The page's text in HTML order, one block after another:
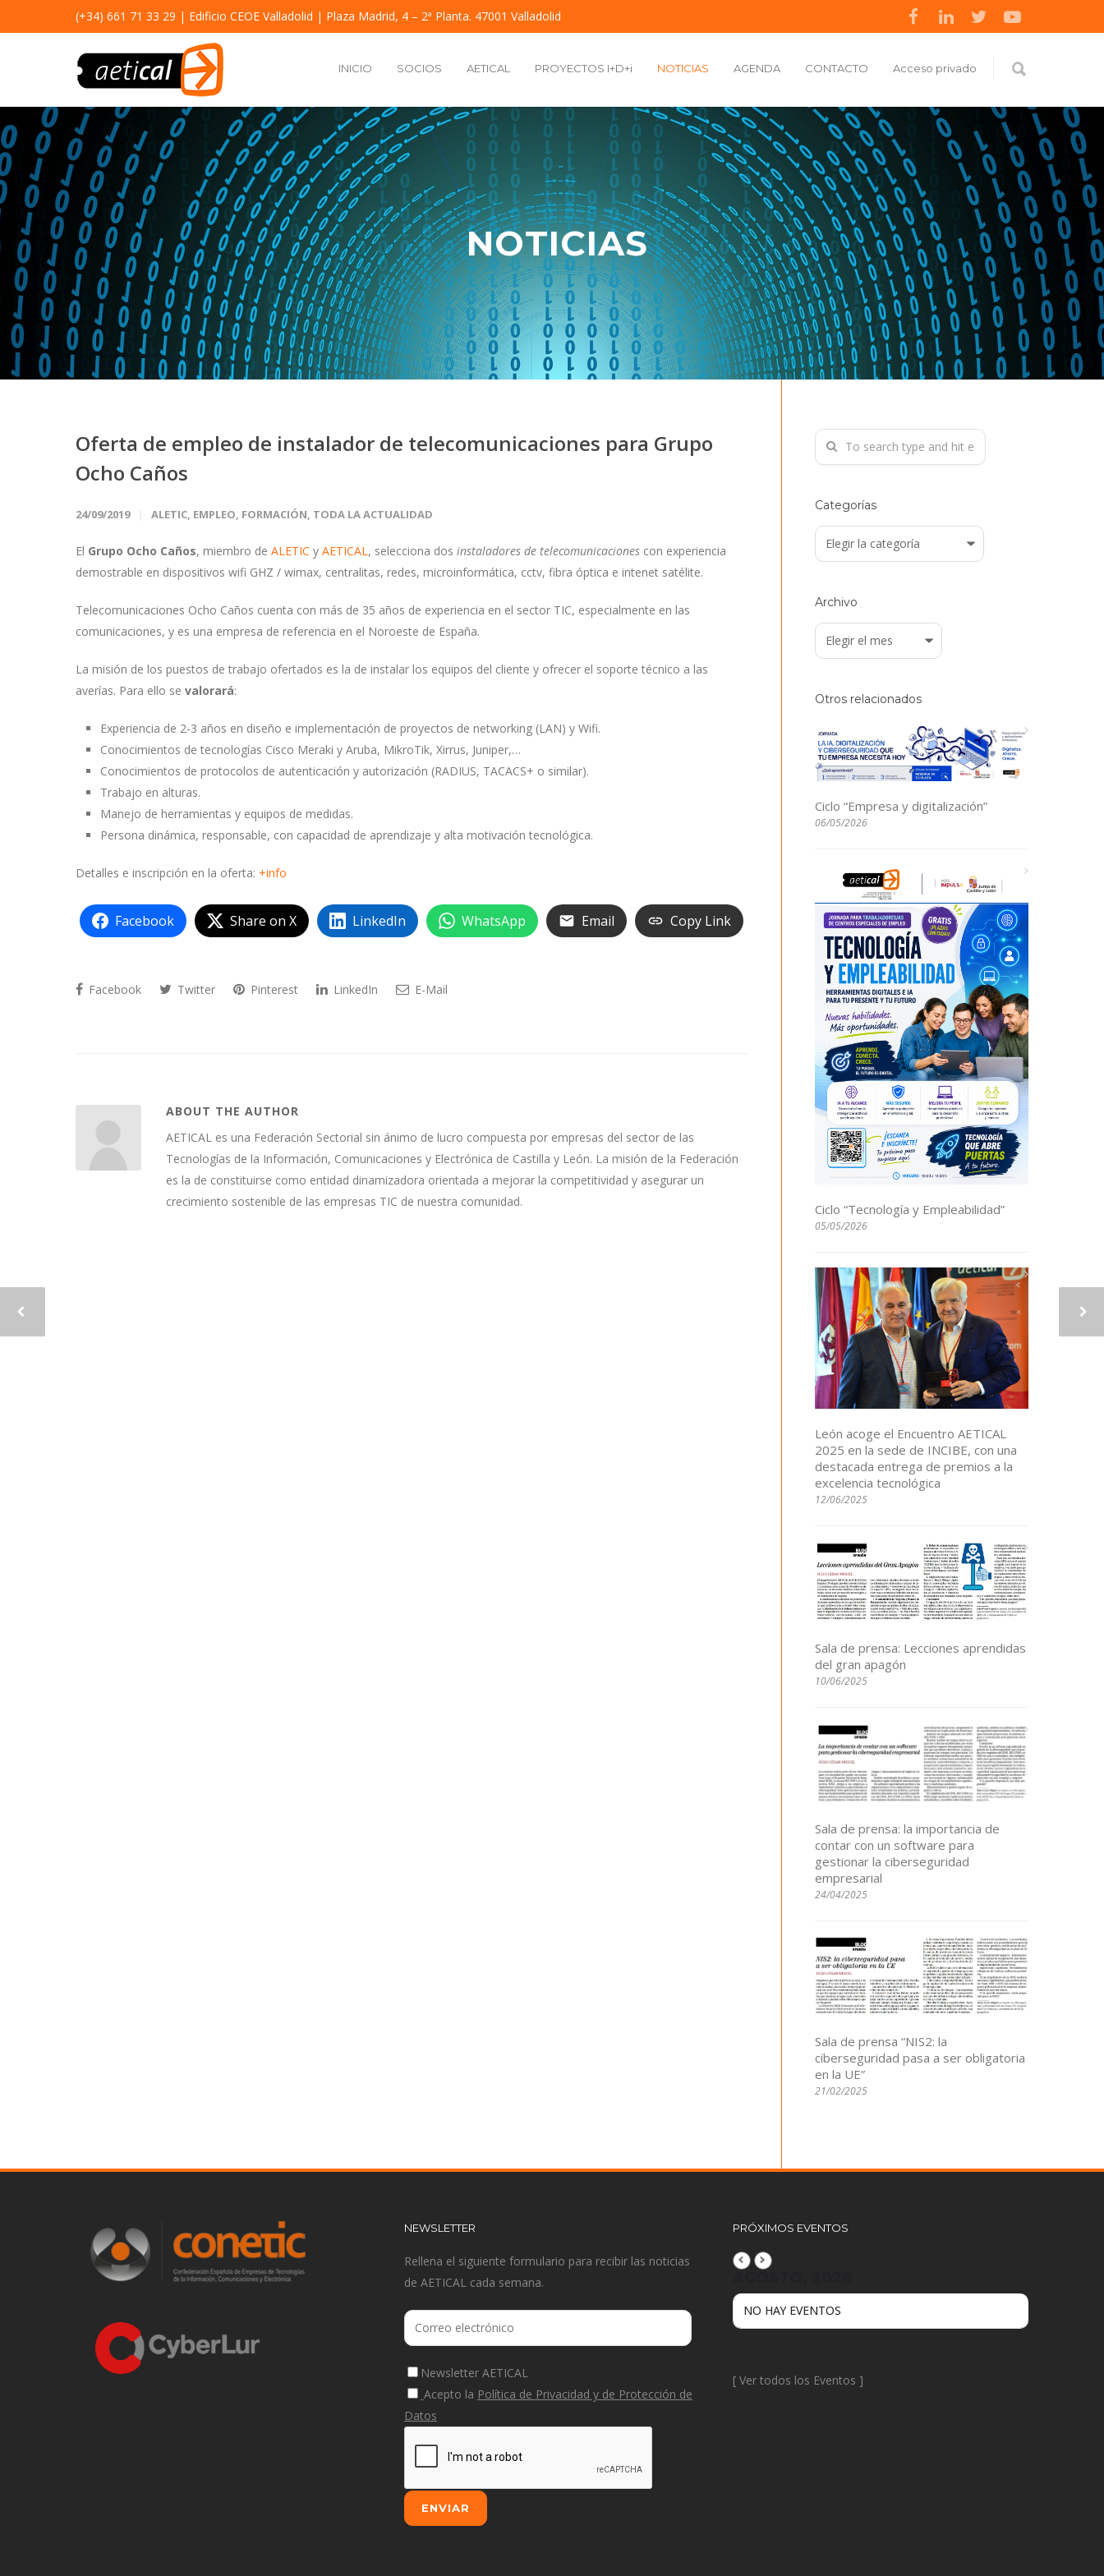
(+34) 661 71 33 29 | Edificio CEOE Valladolid | Plaza Madrid, 4 – 2ª Planta. 47001 Valladolid
INICIO SOCIOS AETICAL PROYECTOS I+D+i NOTICIAS AGENDA CONTACTO Acceso privado
NOTICIAS
Oferta de empleo de instalador de telecomunicaciones para Grupo
Ocho Caños
24/09/2019 ALETIC, EMPLEO, FORMACIÓN, TODA LA ACTUALIDAD
El Grupo Ocho Caños, miembro de ALETIC y AETICAL, selecciona dos instaladores de telecomunicaciones con experiencia
demostrable en dispositivos wifi GHZ / wimax, centralitas, redes, microinformática, cctv, fibra óptica e intenet satélite.
Telecomunicaciones Ocho Caños cuenta con más de 35 años de experiencia en el sector TIC, especialmente en las
comunicaciones, y es una empresa de referencia en el Noroeste de España.
La misión de los puestos de trabajo ofertados es la de instalar los equipos del cliente y ofrecer el soporte técnico a las
averías. Para ello se valorará:
Experiencia de 2-3 años en diseño e implementación de proyectos de networking (LAN) y Wifi.
Conocimientos de tecnologías Cisco Meraki y Aruba, MikroTik, Xirrus, Juniper,…
Conocimientos de protocolos de autenticación y autorización (RADIUS, TACACS+ o similar).
Trabajo en alturas.
Manejo de herramientas y equipos de medidas.
Persona dinámica, responsable, con capacidad de aprendizaje y alta motivación tecnológica.
Detalles e inscripción en la oferta: +info
Facebook Share on X LinkedIn WhatsApp Email Copy Link
Facebook Twitter Pinterest LinkedIn E-Mail
ABOUT THE AUTHOR
AETICAL es una Federación Sectorial sin ánimo de lucro compuesta por empresas del sector de las
Tecnologías de la Información, Comunicaciones y Electrónica de Castilla y León. La misión de la Federación
es la de constituirse como entidad dinamizadora orientada a mejorar la competitividad y asegurar un
crecimiento sostenible de las empresas TIC de nuestra comunidad.
Categorías
Categorías
Archivo
Archivo
Otros relacionados
Ciclo “Empresa y digitalización”
06/05/2026
Ciclo “Tecnología y Empleabilidad”
05/05/2026
León acoge el Encuentro AETICAL
2025 en la sede de INCIBE, con una
destacada entrega de premios a la
excelencia tecnológica
12/06/2025
Sala de prensa: Lecciones aprendidas
del gran apagón
10/06/2025
Sala de prensa: la importancia de
contar con un software para
gestionar la ciberseguridad
empresarial
24/04/2025
Sala de prensa “NIS2: la
ciberseguridad pasa a ser obligatoria
en la UE”
21/02/2025
NEWSLETTER
Rellena el siguiente formulario para recibir las noticias
de AETICAL cada semana.
Newsletter AETICAL
Acepto la Política de Privacidad y de Protección de
Datos
PRÓXIMOS EVENTOS
NO HAY EVENTOS
[ Ver todos los Eventos ]